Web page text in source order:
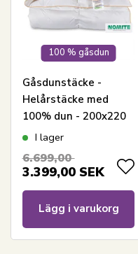
100 % gåsdun
Gåsdunstäcke -
Helårstäcke med
100% dun - 200x220
cm - Borg Living
I lager
6.699,00
3.399,00 SEK
Lägg i varukorg